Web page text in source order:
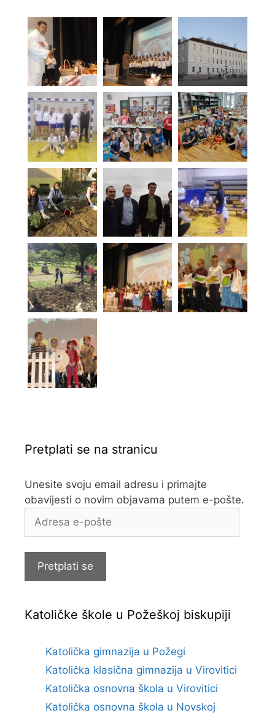
Pretplati se na stranicu
Unesite svoju email adresu i primajte
obavijesti o novim objavama putem e-pošte.
e-
Pretplati se
Katoličke škole u Požeškoj biskupiji
Katolička gimnazija u Požegi
Katolička klasična gimnazija u Virovitici
Katolička osnovna škola u Virovitici
Katolička osnovna škola u Novskoj